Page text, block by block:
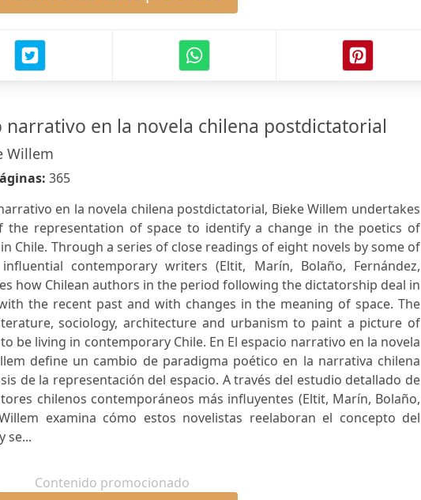
narrativo en la novela chilena postdictatorial
Willem
365
en la novela chilena postdictatorial, Bieke Willem undertakes
the representation of space to identify a change in the poetics of
Chile. Through a series of close readings of eight novels by some of
influential contemporary writers (Eltit, Marín, Bolaño, Fernández,
how Chilean authors in the period following the dictatorship deal in
the recent past and with changes in the meaning of space. The
sociology, architecture and urbanism to paint a picture of
be living in contemporary Chile. En El espacio narrativo en la novela
define un cambio de paradigma poético en la narrativa chilena
de la representación del espacio. A través del estudio detallado de
chilenos contemporáneos más influyentes (Eltit, Marín, Bolaño,
examina cómo estos novelistas reelaboran el concepto del
se...
Contenido promocionado